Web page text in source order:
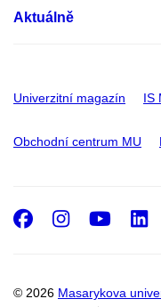
Aktuálně
Univerzitní magazín IS
Obchodní centrum MU
© 2026 Masarykova
Facebook